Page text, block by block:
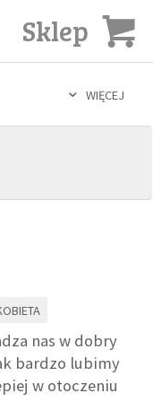
Sklep
WIĘCEJ
IN VITRO
nas w dobry
bardzo lubimy
w otoczeniu